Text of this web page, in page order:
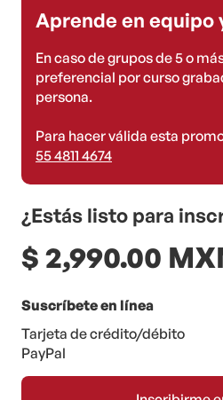
Aprende en equipo
En caso de grupos de 5 o
preferencial por curso
persona.
Para hacer válida esta
55 4811 4674
¿Estás listo para
$ 2,990.00
Suscríbete en línea
Tarjeta de crédito/débito
PayPal